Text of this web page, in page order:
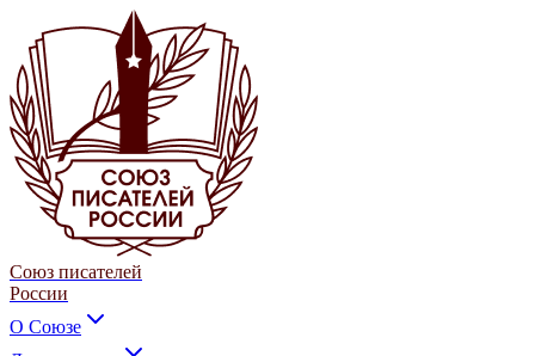
Союз писателей
России
О Союзе